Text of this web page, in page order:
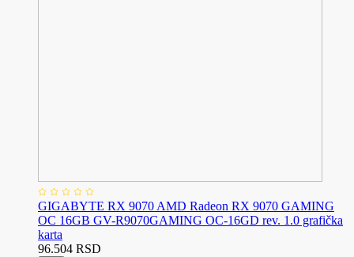
GIGABYTE RX 9070 AMD Radeon RX 9070 GAMING
OC 16GB GV-R9070GAMING OC-16GD rev. 1.0 grafička
karta
96.504 RSD